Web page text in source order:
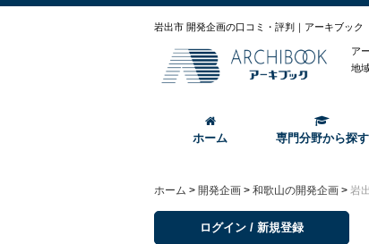
岩出市 開発企画の口コミ・評判｜アーキブック
ア
地
ホーム 専門分野から探す
ホーム > 開発企画 > 和歌山の開発企画 > 岩
ログイン / 新規登録